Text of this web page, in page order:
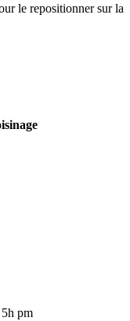
le repositionner sur la
pm